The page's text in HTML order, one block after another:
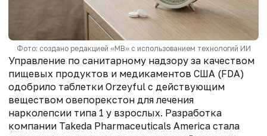
Фото: создано редакцией «МВ» с использованием технологий ИИ
Управление по санитарному надзору за качеством
пищевых продуктов и медикаментов США (FDA)
одобрило таблетки Orzeyful с действующим
веществом овепорекстон для лечения
нарколепсии типа 1 у взрослых. Разработка
компании Takeda Pharmaceuticals America стала